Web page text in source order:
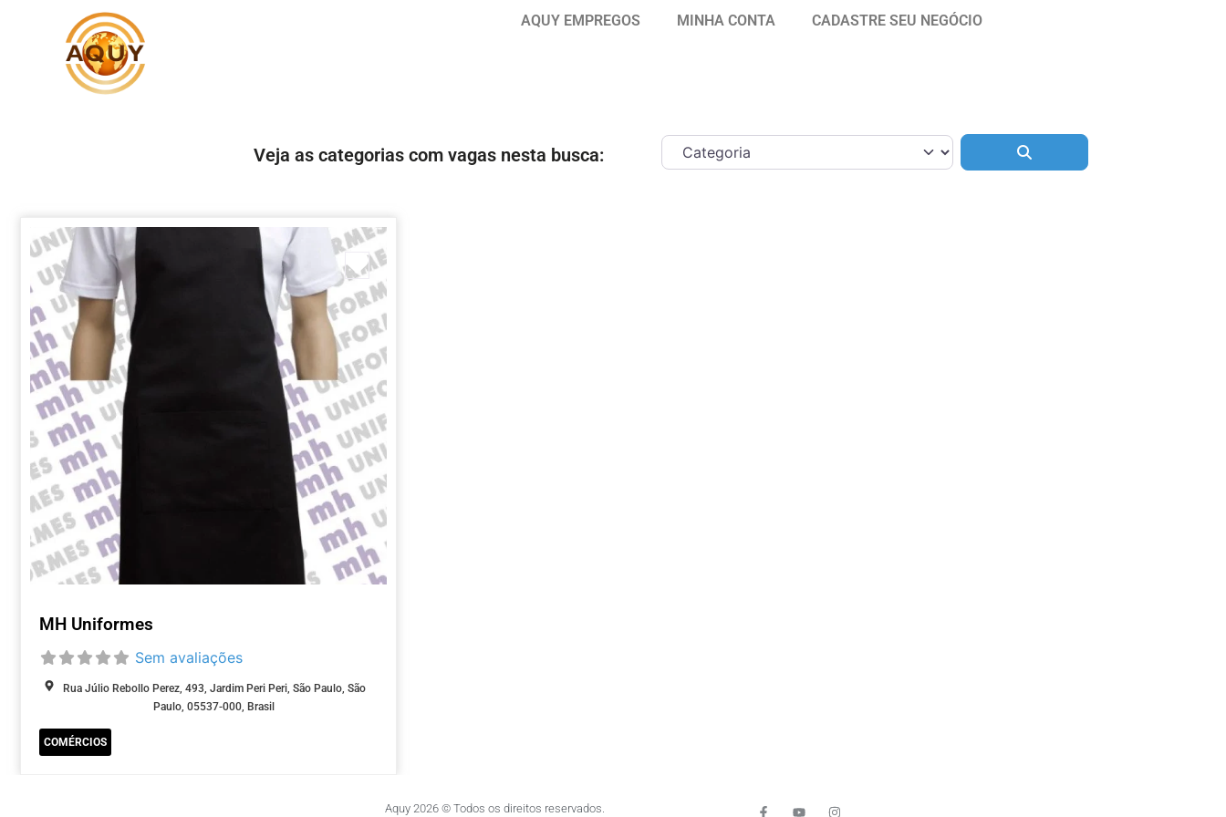
AQUY EMPREGOS MINHA CONTA CADASTRE SEU NEGÓCIO
Veja as categorias com vagas nesta busca:
Marcar como Favorito
MH Uniformes
Sem avaliações
Rua Júlio Rebollo Perez, 493, Jardim Peri Peri, São Paulo, São
Paulo, 05537-000, Brasil
COMÉRCIOS
Aquy 2026 © Todos os direitos reservados.